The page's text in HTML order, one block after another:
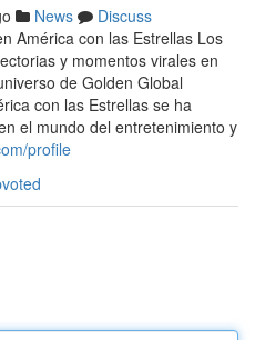
News
Discuss
América con las Estrellas Los
y momentos virales en
de Golden Global
con las Estrellas se ha
el mundo del entretenimiento y
profile